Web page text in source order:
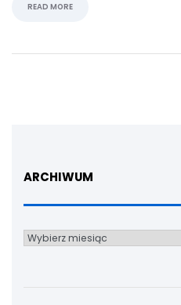
READ MORE
ARCHIWUM
Archiwum